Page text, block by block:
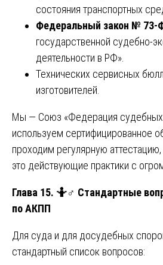
состояния транспортных
Федеральный закон № 73-
государственной судебно-
деятельности в РФ».
Технических сервисных
изготовителей.
Мы — Союз «Федерация судебных
используем сертифицированное
проходим регулярную
это действующие практики с
Глава 15. 🤷♂️ Стандартные
по АКПП
Для суда и для досудебных
стандартный список вопросов: